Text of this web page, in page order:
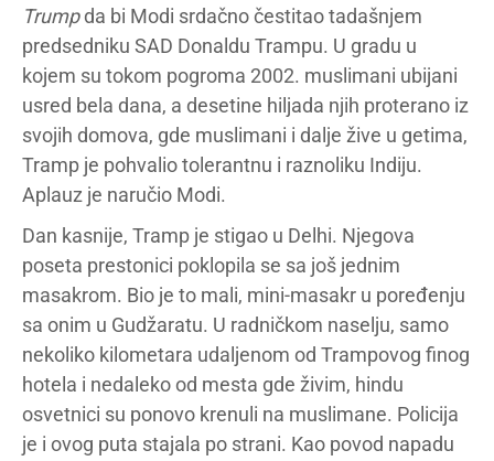
Trumpda bi Modi srdačno čestitao tadašnjem
predsedniku SAD Donaldu Trampu. U gradu u
kojem su tokom pogroma 2002. muslimani ubijani
usred bela dana, a desetine hiljada njih proterano iz
svojih domova, gde muslimani i dalje žive u getima,
Tramp je pohvalio tolerantnu i raznoliku Indiju.
Aplauz je naručio Modi.
Dan kasnije, Tramp je stigao u Delhi. Njegova
poseta prestonici poklopila se sa još jednim
masakrom. Bio je to mali, mini-masakr u poređenju
sa onim u Gudžaratu. U radničkom naselju, samo
nekoliko kilometara udaljenom od Trampovog finog
hotela i nedaleko od mesta gde živim, hindu
osvetnici su ponovo krenuli na muslimane. Policija
je i ovog puta stajala po strani. Kao povod napadu